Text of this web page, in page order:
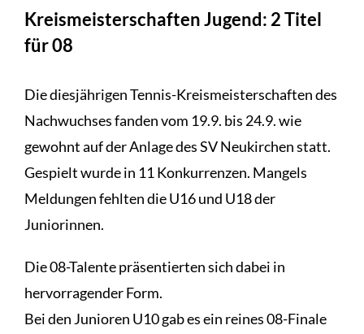
Kreismeisterschaften Jugend: 2 Titel
für 08
Die diesjährigen Tennis-Kreismeisterschaften des
Nachwuchses fanden vom 19.9. bis 24.9. wie
gewohnt auf der Anlage des SV Neukirchen statt.
Gespielt wurde in 11 Konkurrenzen. Mangels
Meldungen fehlten die U16 und U18 der
Juniorinnen.
Die 08-Talente präsentierten sich dabei in
hervorragender Form.
Bei den Junioren U10 gab es ein reines 08-Finale